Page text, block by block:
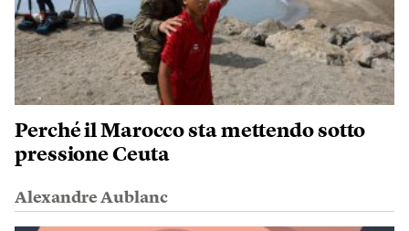
Perché il Marocco sta mettendo sotto
pressione Ceuta
Alexandre Aublanc